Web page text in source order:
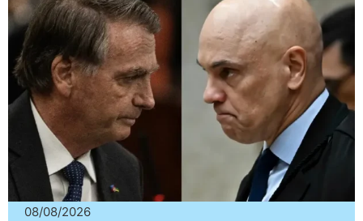
08/08/2026